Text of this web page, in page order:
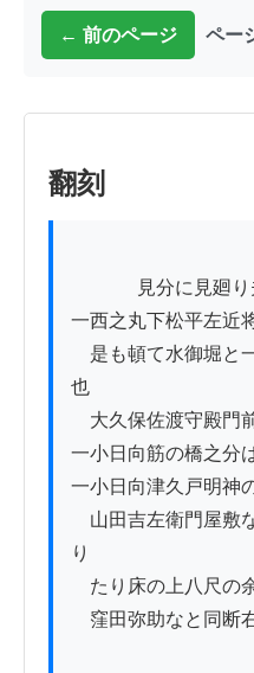
← 前のページ ペー
翻刻
一西之丸下松平左近
是も頓て水御堀と
也
大久保佐渡守殿門
一小日向筋の橋之分
一小日向津久戸明神
山田吉左衛門屋敷
り
たり床の上八尺の
窪田弥助なと同断